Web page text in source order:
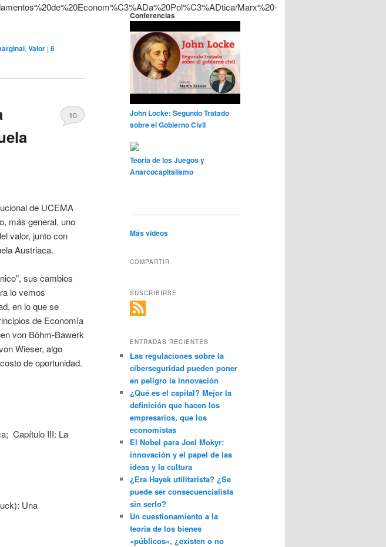
Marx%20-
, Valor | 6
10
de UCEMA
más general, uno
valor, junto con
Austriaca.
sus cambios
lo vemos
en lo que se
de Economía
von Böhm-Bawerk
Wieser, algo
de oportunidad.
Capítulo III: La
Una
Conferencias
John Locke: Segundo Tratado
sobre el Gobierno Civil
Teoría de los Juegos y
Anarcocapitalismo
Más videos
COMPARTIR
SUSCRIBIRSE
ENTRADAS RECIENTES
Las regulaciones sobre la
ciberseguridad pueden poner
en peligro la innovación
¿Qué es el capital? Mejor la
definición que hacen los
empresarios, que los
economistas
El Nobel para Joel Mokyr:
innovación y el papel de las
ideas y la cultura
¿Era Hayek utilitarista? ¿Se
puede ser consecuencialista
sin serlo?
Un cuestionamiento a la
teoría de los bienes
«públicos», ¿existen o no